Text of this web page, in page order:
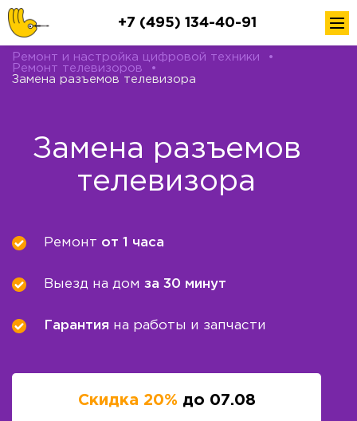
+7 (495) 134-40-91
Ремонт и настройка цифровой техники
•
Ремонт телевизоров
•
Замена разъемов телевизора
Замена разъемов
телевизора
Ремонт от 1 часа
Выезд на дом за 30 минут
Гарантия на работы и запчасти
Скидка 20% до 07.08